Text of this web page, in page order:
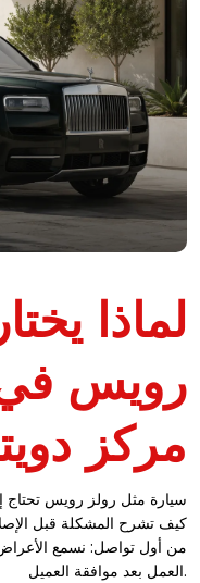
لماذا
رويس في
مركز
سيارة مثل رولز رويس
كيف تشرح المشكلة قبل
من أول تواصل: نسمع
العمل بعد موافقة العميل.